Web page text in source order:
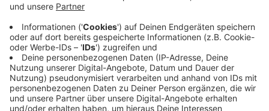
Die Förderzusage der Bezirksregierung ist da. Mit dem
Geld gestaltet die Gemeinde unter anderem den
Katharinenplatz um, wertet die Wiese Frenkstiege,
Hofflächen und Fassaden auf.
Anzeige